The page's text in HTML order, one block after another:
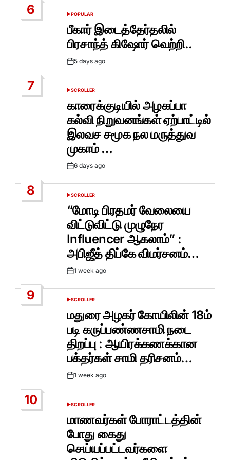
6
POSTED
IN
POPULAR
பீகார் இடைத்தேர்தலில்
பிரசாந்த் கிஷோர் வெற்றி..
Post5 days ago
7
POSTED
SCROLLER
காரைக்குடியில் அழகப்பா
கல்வி நிறுவனங்கள் ஏற்பாட்டில்
இலவச சமூக நல மருத்துவ
முகாம் …
Post6 days ago
8
POSTED
IN
SCROLLER
“மோடி பிரதமர் வேலையை
விட்டுவிட்டு முழுநேர
Influencer ஆகலாம்” :
அபிஜீத் திப்கே விமர்சனம்…
Post1 week ago
9
POSTED
SCROLLER
மதுரை அழகர் கோயிலின் 18ம்
படி கருப்பண்ணசாமி நடை
திறப்பு : ஆயிரக்கணக்கான
பக்தர்கள் சாமி தரிசனம்…
Post1 week ago
10
POSTED
SCROLLER
மாணவர்கள் போராட்டத்தின்
போது கைது
செய்யப்பட்டவர்களை